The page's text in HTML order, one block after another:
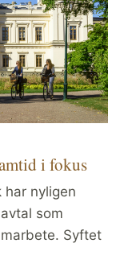
i fokus
har nyligen
som
Syftet